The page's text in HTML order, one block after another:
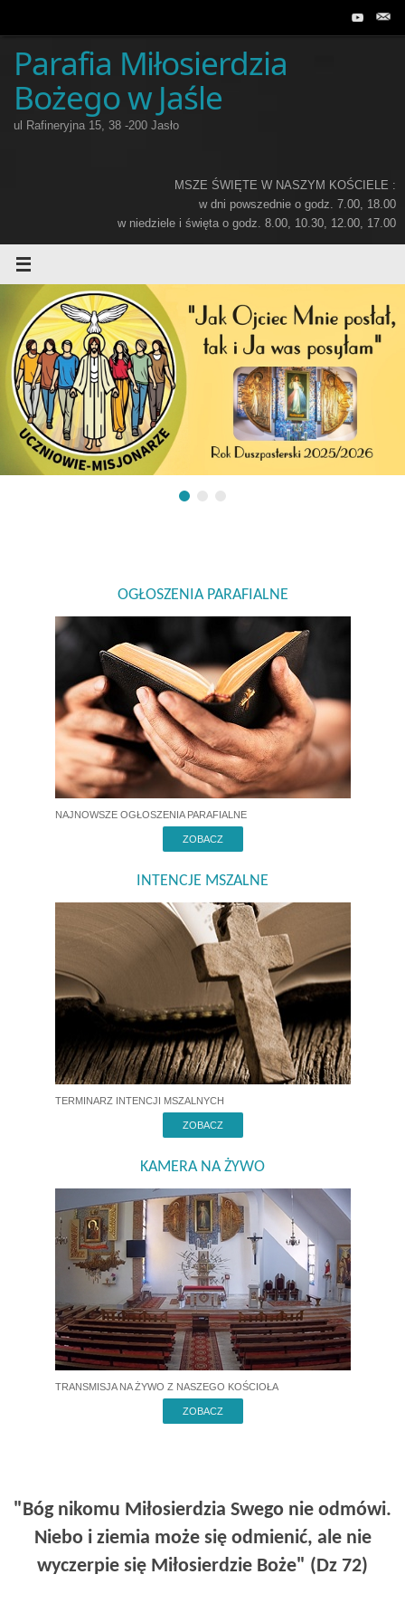
Parafia Miłosierdzia
Bożego w Jaśle
ul Rafineryjna 15, 38 -200 Jasło
MSZE ŚWIĘTE W NASZYM KOŚCIELE :
w dni powszednie o godz. 7.00, 18.00
w niedziele i święta o godz. 8.00, 10.30, 12.00, 17.00
OGŁOSZENIA PARAFIALNE
NAJNOWSZE OGŁOSZENIA PARAFIALNE
ZOBACZ
INTENCJE MSZALNE
TERMINARZ INTENCJI MSZALNYCH
ZOBACZ
KAMERA NA ŻYWO
TRANSMISJA NA ŻYWO Z NASZEGO KOŚCIOŁA
ZOBACZ
"Bóg nikomu Miłosierdzia Swego nie odmówi.
Niebo i ziemia może się odmienić, ale nie
wyczerpie się Miłosierdzie Boże" (Dz 72)